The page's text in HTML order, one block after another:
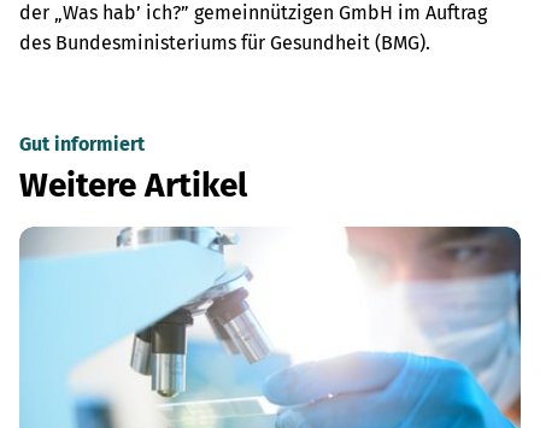
der „Was hab’ ich?” gemeinnützigen GmbH im Auftrag
des Bundesministeriums für Gesundheit (BMG).
Gut informiert
Weitere Artikel